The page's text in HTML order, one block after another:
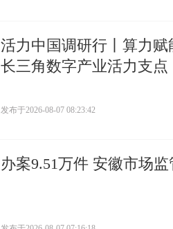
活力中国调研行丨算力
长三角数字产业活力支点
发布于2026-08-07 08:23:42
办案9.51万件 安徽市场